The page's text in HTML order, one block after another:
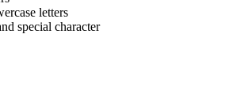
letters
special character